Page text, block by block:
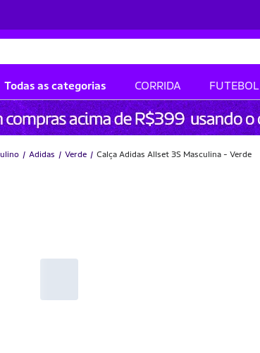
Todas as categorias CORRIDA FUTEBOL
Adidas Verde Calça Adidas Allset 3S Masculina - Verde